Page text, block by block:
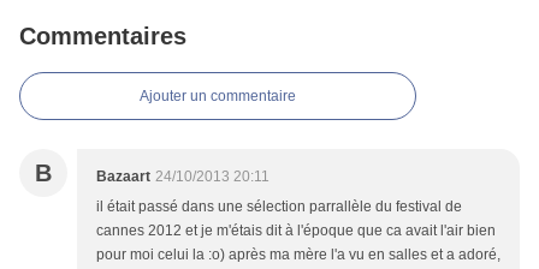
Commentaires
Ajouter un commentaire
B Bazaart 24/10/2013 20:11
il était passé dans une sélection parrallèle du festival de
cannes 2012 et je m'étais dit à l'époque que ca avait l'air bien
pour moi celui la :o) après ma mère l'a vu en salles et a adoré,